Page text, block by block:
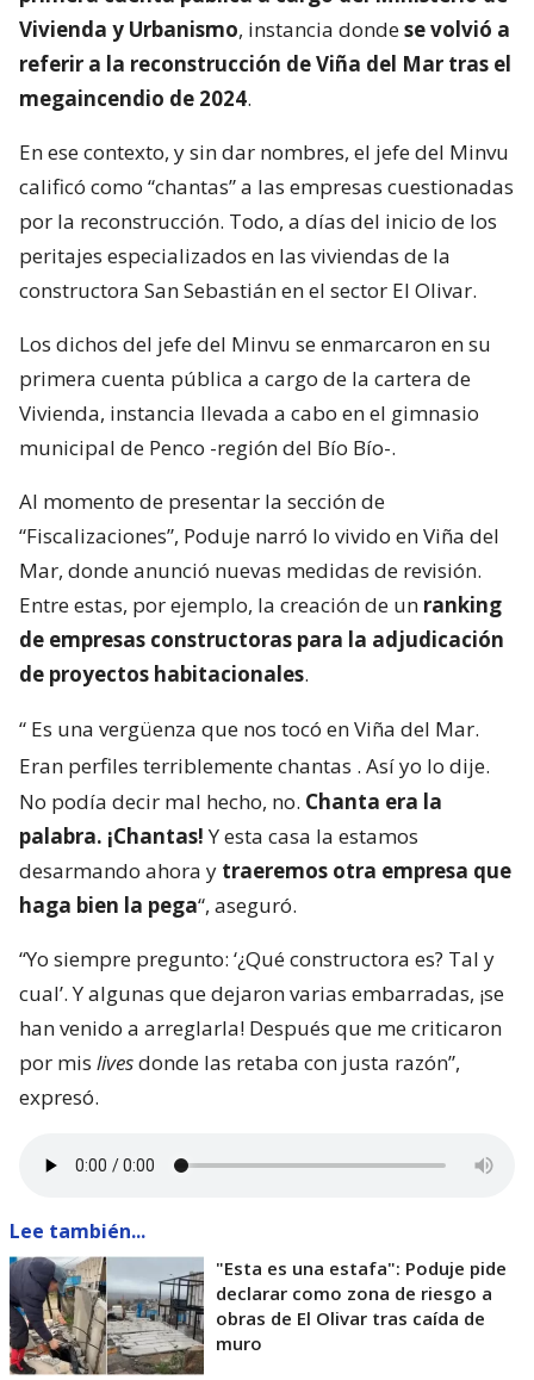
Vivienda y Urbanismo, instancia dondese volvió a
referir a la reconstrucción de Viña del Mar tras el
megaincendio de 2024.
En ese contexto, y sin dar nombres, el jefe del Minvu
calificó como “chantas” a las empresas cuestionadas
por la reconstrucción. Todo, a días del inicio de los
peritajes especializados en las viviendas de la
constructora San Sebastián en el sector El Olivar.
Los dichos del jefe del Minvu se enmarcaron en su
primera cuenta pública a cargo de la cartera de
Vivienda, instancia llevada a cabo en el gimnasio
municipal de Penco -región del Bío Bío-.
Al momento de presentar la sección de
“Fiscalizaciones”, Poduje narró lo vivido en Viña del
Mar, donde anunció nuevas medidas de revisión.
Entre estas, por ejemplo, la creación de un ranking
de empresas constructoras para la adjudicación
de proyectos habitacionales.
“ Es una vergüenza que nos tocó en Viña del Mar.
Eran perfiles terriblemente chantas . Así yo lo dije.
No podía decir mal hecho, no. Chanta era la
palabra. ¡Chantas!Y esta casa la estamos
desarmando ahora y traeremos otra empresa que
haga bien la pega“, aseguró.
“Yo siempre pregunto: ‘¿Qué constructora es? Tal y
cual’. Y algunas que dejaron varias embarradas, ¡se
han venido a arreglarla! Después que me criticaron
por mis livesdonde las retaba con justa razón”,
expresó.
Lee también...
"Esta es una estafa": Poduje pide
declarar como zona de riesgo a
obras de El Olivar tras caída de
muro